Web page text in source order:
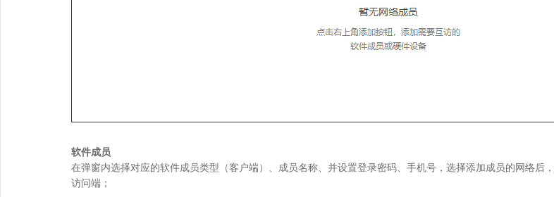
软件成员
在弹窗内选择对应的软件成员类型（客户端）、成员名称、并设置登录密码、手机号，选择添加成员的网络后
访问端；